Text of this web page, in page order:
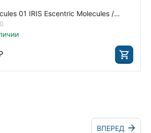
01 IRIS Escentric Molecules /
ВПЕРЕД